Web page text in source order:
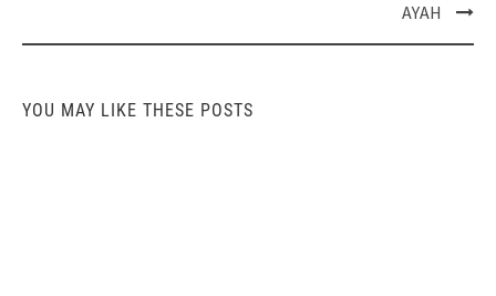
AYAH
YOU MAY LIKE THESE POSTS